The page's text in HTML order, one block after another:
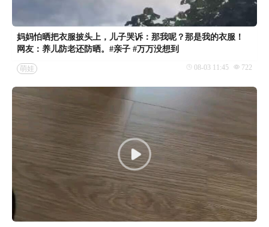
妈妈怕晒把衣服披头上，儿子哭诉：那我呢？那是我的衣服！
网友：养儿防老还防晒。#亲子 #万万没想到
萌娃 08-03 11:45 722